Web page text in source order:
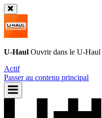
U-Haul Ouvrir dans le U-Haul
Actif
Passer au contenu principal